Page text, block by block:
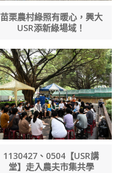
苗栗農村綠照有暖心，興大
USR添新綠場域！
1130427、0504【USR講
堂】走入農夫市集共學